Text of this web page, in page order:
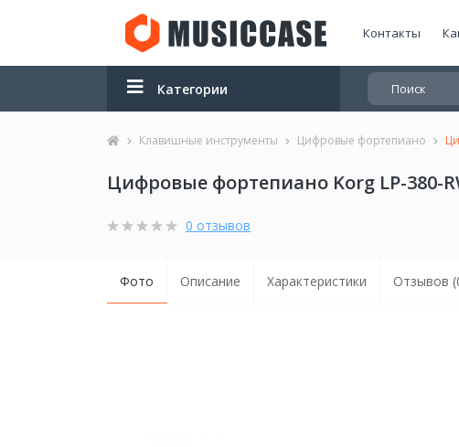
Контакты
Категории
Клавишные инструменты Цифровые фортепиано
Цифровые фортепиано Korg LP-380-
0 отзывов
Фото Описание Характеристики Отзывов